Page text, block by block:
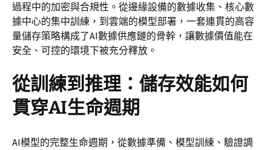
過程中的加密與合規性。從邊緣設備的數據收集、核心數
據中心的集中訓練，到雲端的模型部署，一套連貫的高容
量儲存策略構成了AI數據供應鏈的骨幹，讓數據價值能在
安全、可控的環境下被充分釋放。
從訓練到推理：儲存效能如何
貫穿AI生命週期
AI模型的完整生命週期，從數據準備、模型訓練、驗證調